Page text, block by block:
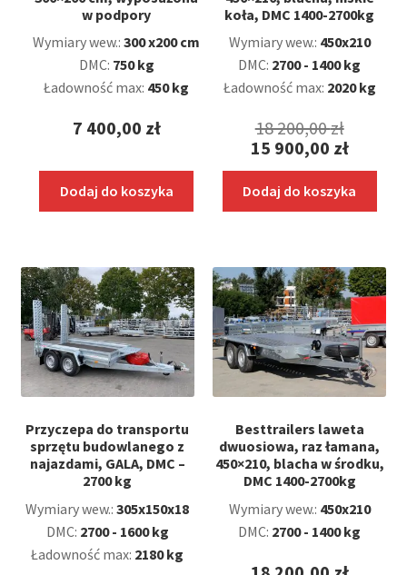
Do przewozu zwierząt
Specjalistyczne
Przyczepy Neptun
Przyczepy niskopodwoziowe
Przyczepy gastronomiczne
Rozwiń
menu
Wyposażenie dodatkowe
Rozwiń
Nowości
Kontakt
w podpory
Wymiary wew.:300 x200 cm
DMC: 750 kg
Ładowność max: 450 kg
7 400,00 zł
Dodaj do koszyka
koła, DMC 1400-2700kg
Wymiary wew.: 450x210
DMC: 2700 - 1400 kg
Ładowność max: 2020 kg
18 200,00zł
cena
18
15 900,00 zł
Aktualna
cena
900,00 zł.
Dodaj do koszyka
Przyczepa do transportu
sprzętu budowlanego z
najazdami, GALA, DMC –
2700 kg
Wymiary wew.:305x150x18
DMC: 2700 - 1600 kg
Ładowność max: 2180 kg
Besttrailers laweta
dwuosiowa, raz łamana,
450×210, blacha w środku,
DMC 1400-2700kg
Wymiary wew.: 450x210
DMC: 2700 - 1400 kg